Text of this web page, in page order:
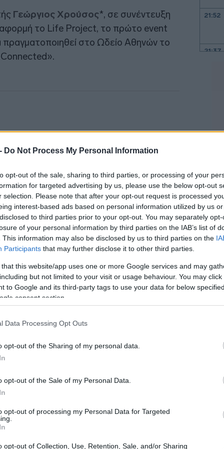
Do Not Process My Personal Information
opt-out of the sale, sharing to third parties, or processing of your
for targeted advertising by us, please use the below opt-out
selection. Please note that after your opt-out request is processed
interest-based ads based on personal information utilized by us
to third parties prior to your opt-out. You may separately
of your personal information by third parties on the IAB’s list of
This information may also be disclosed by us to third parties on the
Participants that may further disclose it to other third parties.
that this website/app uses one or more Google services and may
but not limited to your visit or usage behaviour. You may
to Google and its third-party tags to use your data for below
consent section.
Data Processing Opt Outs
opt-out of the Sharing of my personal data.
opt-out of the Sale of my Personal Data.
opt-out of processing my Personal Data for Targeted
opt-out of Collection, Use, Retention, Sale, and/or Sharing
Γεώργιος Χρούσος*, σε συνέντευξη
το Life Project, το πρώτο event
στο Ωδείο Αθηνών το
επηρεάζει τον οργανισμό μας το
απειλείται ή διαταράσσεται η ψυχική
την ονομάζουμε, ομοιόσταση. Γενικά, ο
να αντιμετωπίζει οξύ ή, έστω, υποξύ
δεν διαρκεί πολύ. Έτσι, μόλις το
αντίδραση του οργανισμού μας
επάνοδος στην πρότερη ομοιόστασή
ελαφρό ή μέτριο ψυχο-κοινωνικο-
ζωής, αντίθετα, είναι γενικά
στρες μπορεί να πυροδοτήσει οξείες
άσθμα, υπερτασικά επεισόδια,
και, σπανιότατα να προκαλέσει
21:52
21:37
20:41
20:38
20:33
20:20
20:12